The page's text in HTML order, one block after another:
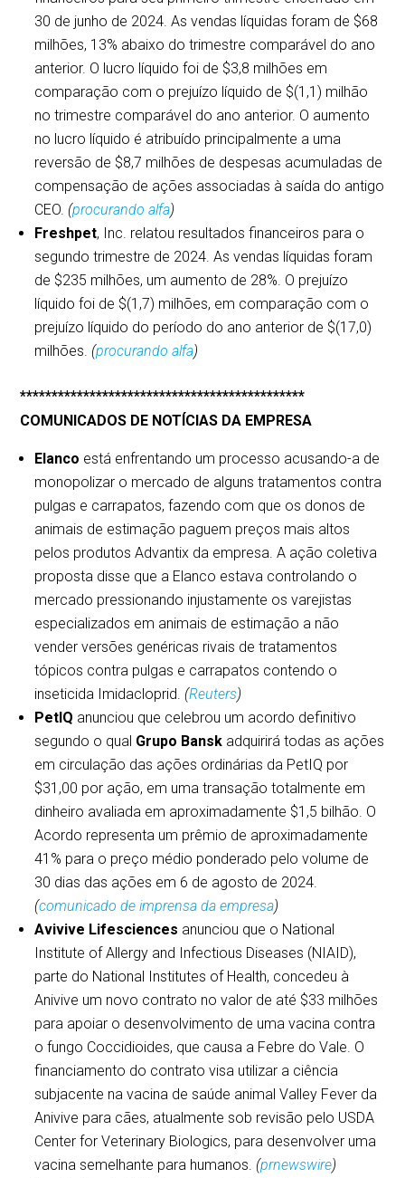
30 de junho de 2024. As vendas líquidas foram de $68
milhões, 13% abaixo do trimestre comparável do ano
anterior. O lucro líquido foi de $3,8 milhões em
comparação com o prejuízo líquido de $(1,1) milhão
no trimestre comparável do ano anterior. O aumento
no lucro líquido é atribuído principalmente a uma
reversão de $8,7 milhões de despesas acumuladas de
compensação de ações associadas à saída do antigo
CEO. (procurando alfa)
Freshpet, Inc. relatou resultados financeiros para o
segundo trimestre de 2024. As vendas líquidas foram
de $235 milhões, um aumento de 28%. O prejuízo
líquido foi de $(1,7) milhões, em comparação com o
prejuízo líquido do período do ano anterior de $(17,0)
milhões. (procurando alfa)
*********************************************
COMUNICADOS DE NOTÍCIAS DA EMPRESA
Elanco está enfrentando um processo acusando-a de
monopolizar o mercado de alguns tratamentos contra
pulgas e carrapatos, fazendo com que os donos de
animais de estimação paguem preços mais altos
pelos produtos Advantix da empresa. A ação coletiva
proposta disse que a Elanco estava controlando o
mercado pressionando injustamente os varejistas
especializados em animais de estimação a não
vender versões genéricas rivais de tratamentos
tópicos contra pulgas e carrapatos contendo o
inseticida Imidacloprid. (Reuters)
PetIQ anunciou que celebrou um acordo definitivo
segundo o qual Grupo Bansk adquirirá todas as ações
em circulação das ações ordinárias da PetIQ por
$31,00 por ação, em uma transação totalmente em
dinheiro avaliada em aproximadamente $1,5 bilhão. O
Acordo representa um prêmio de aproximadamente
41% para o preço médio ponderado pelo volume de
30 dias das ações em 6 de agosto de 2024.
(comunicado de imprensa da empresa)
Avivive Lifesciences anunciou que o National
Institute of Allergy and Infectious Diseases (NIAID),
parte do National Institutes of Health, concedeu à
Anivive um novo contrato no valor de até $33 milhões
para apoiar o desenvolvimento de uma vacina contra
o fungo Coccidioides, que causa a Febre do Vale. O
financiamento do contrato visa utilizar a ciência
subjacente na vacina de saúde animal Valley Fever da
Anivive para cães, atualmente sob revisão pelo USDA
Center for Veterinary Biologics, para desenvolver uma
vacina semelhante para humanos. (prnewswire)